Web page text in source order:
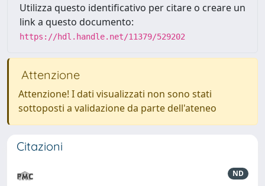
Utilizza questo identificativo per citare o creare un
link a questo documento:
https://hdl.handle.net/11379/529202
Attenzione
Attenzione! I dati visualizzati non sono stati
sottoposti a validazione da parte dell'ateneo
Citazioni
ND